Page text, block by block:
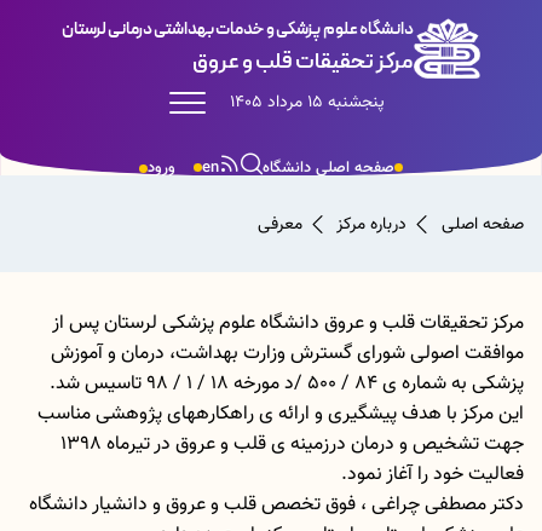
دانشگاه علوم پزشکی و خدمات بهداشتی درمانی لرستان
مرکز تحقیقات قلب و عروق
پنجشنبه 15 مرداد 1405
ورود en صفحه اصلی دانشگاه
صفحه اصلی درباره مرکز معرفی
مرکز تحقیقات قلب و عروق دانشگاه علوم پزشکی لرستان پس از
موافقت اصولی شورای گسترش وزارت بهداشت، درمان و آموزش
پزشکی به شماره ی 84 / 500 /د مورخه 18 / 1 / 98 تاسیس شد.
این مرکز با هدف پیشگیری و ارائه ی راهکارههای پژوهشی مناسب
جهت تشخیص و درمان درزمینه ی قلب و عروق در تیرماه 1398
فعالیت خود را آغاز نمود.
دکتر مصطفی چراغی ، فوق تخصص قلب و عروق و دانشیار دانشگاه